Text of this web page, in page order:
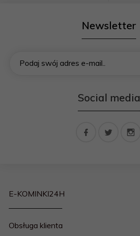
Newsletter
Podaj swój adres e-mail..
Social media
Obsługa klienta
E-KOMINKI24H